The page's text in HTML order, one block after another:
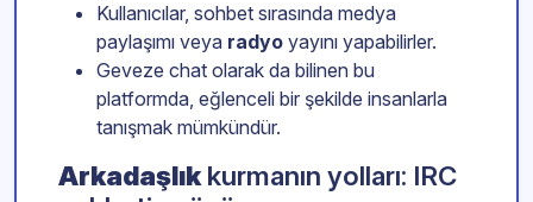
Kullanıcılar, sohbet sırasında medya
paylaşımı veya radyo yayını yapabilirler.
Geveze chat olarak da bilinen bu
platformda, eğlenceli bir şekilde insanlarla
tanışmak mümkündür.
Arkadaşlıkkurmanın yolları: IRC